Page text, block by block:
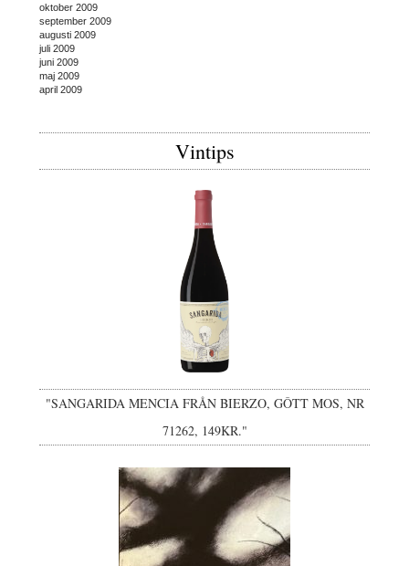
oktober 2009
september 2009
augusti 2009
juli 2009
juni 2009
maj 2009
april 2009
Vintips
"SANGARIDA MENCIA FRÅN BIERZO, GÔTT MOS, NR
71262, 149KR."